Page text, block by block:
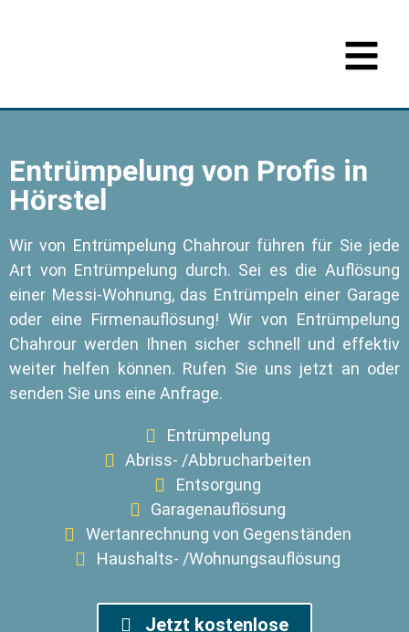
Entrümpelung von Profis in
Hörstel
Wir von Entrümpelung Chahrour führen für Sie jede
Art von Entrümpelung durch. Sei es die Auflösung
einer Messi-Wohnung, das Entrümpeln einer Garage
oder eine Firmenauflösung! Wir von Entrümpelung
Chahrour werden Ihnen sicher schnell und effektiv
weiter helfen können. Rufen Sie uns jetzt an oder
senden Sie uns eine Anfrage.
Entrümpelung
Abriss- /Abbrucharbeiten
Entsorgung
Garagenauflösung
Wertanrechnung von Gegenständen
Haushalts- /Wohnungsauflösung
Jetzt kostenlose